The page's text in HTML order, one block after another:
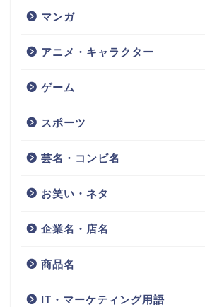
マンガ
アニメ・キャラクター
ゲーム
スポーツ
芸名・コンビ名
お笑い・ネタ
企業名・店名
商品名
IT・マーケティング用語